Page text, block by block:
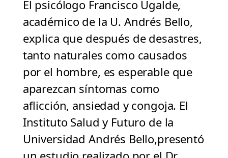
El psicólogo Francisco Ugalde,
académico de la U. Andrés Bello,
explica que después de desastres,
tanto naturales como causados
por el hombre, es esperable que
aparezcan síntomas como
aflicción, ansiedad y congoja. El
Instituto Salud y Futuro de la
Universidad Andrés Bello,presentó